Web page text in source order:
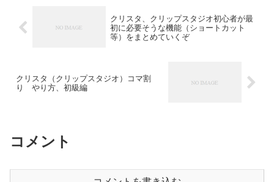
クリスタ、クリップスタジオ初心者が最
初に必要そうな機能（ショートカット
等）をまとめていくぞ
クリスタ（クリップスタジオ）コマ割
り やり方、初級編
コメント